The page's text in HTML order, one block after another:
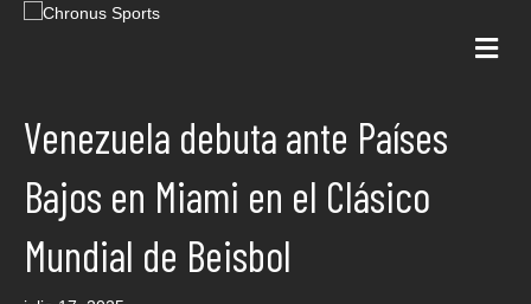
Venezuela debuta ante Países
Bajos en Miami en el Clásico
Mundial de Beisbol